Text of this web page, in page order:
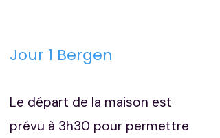
Jour 1 Bergen
Le départ de la maison est
prévu à 3h30 pour permettre